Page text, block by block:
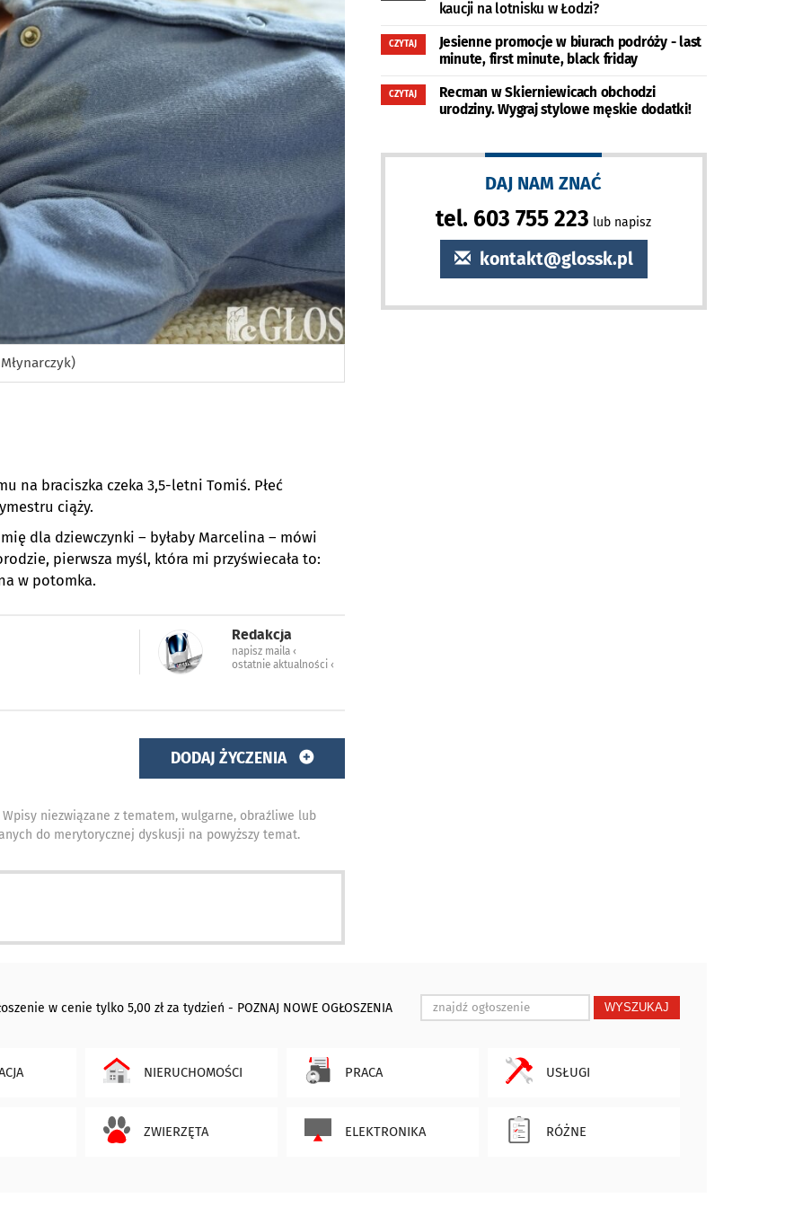
na braciszka czeka 3,5-letni Tomiś. Płeć
ciąży.
dla dziewczynki – byłaby Marcelina – mówi
pierwsza myśl, która mi przyświecała to:
w potomka.
Redakcja
napisz maila ‹
ostatnie aktualności ‹
DODAJ ŻYCZENIA
niezwiązane z tematem, wulgarne, obraźliwe lub
do merytorycznej dyskusji na powyższy temat.
kaucji na lotnisku w Łodzi?
CZYTAJ
Jesienne promocje w biurach podróży - last
minute, first minute, black friday
CZYTAJ
Recman w Skierniewicach obchodzi
urodziny. Wygraj stylowe męskie dodatki!
DAJ NAM ZNAĆ
tel. 603 755 223 lub napisz
kontakt@glossk.pl
w cenie tylko 5,00 zł za tydzień - POZNAJ NOWE OGŁOSZENIA WYSZUKAJ
NIERUCHOMOŚCI PRACA USŁUGI
ZWIERZĘTA ELEKTRONIKA RÓŻNE